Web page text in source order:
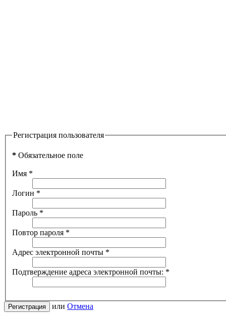
Регистрация пользователя
* Обязательное поле
Имя *
Логин *
Пароль *
Повтор пароля *
Адрес электронной почты *
Подтверждение адреса электронной почты: *
Регистрация или Отмена